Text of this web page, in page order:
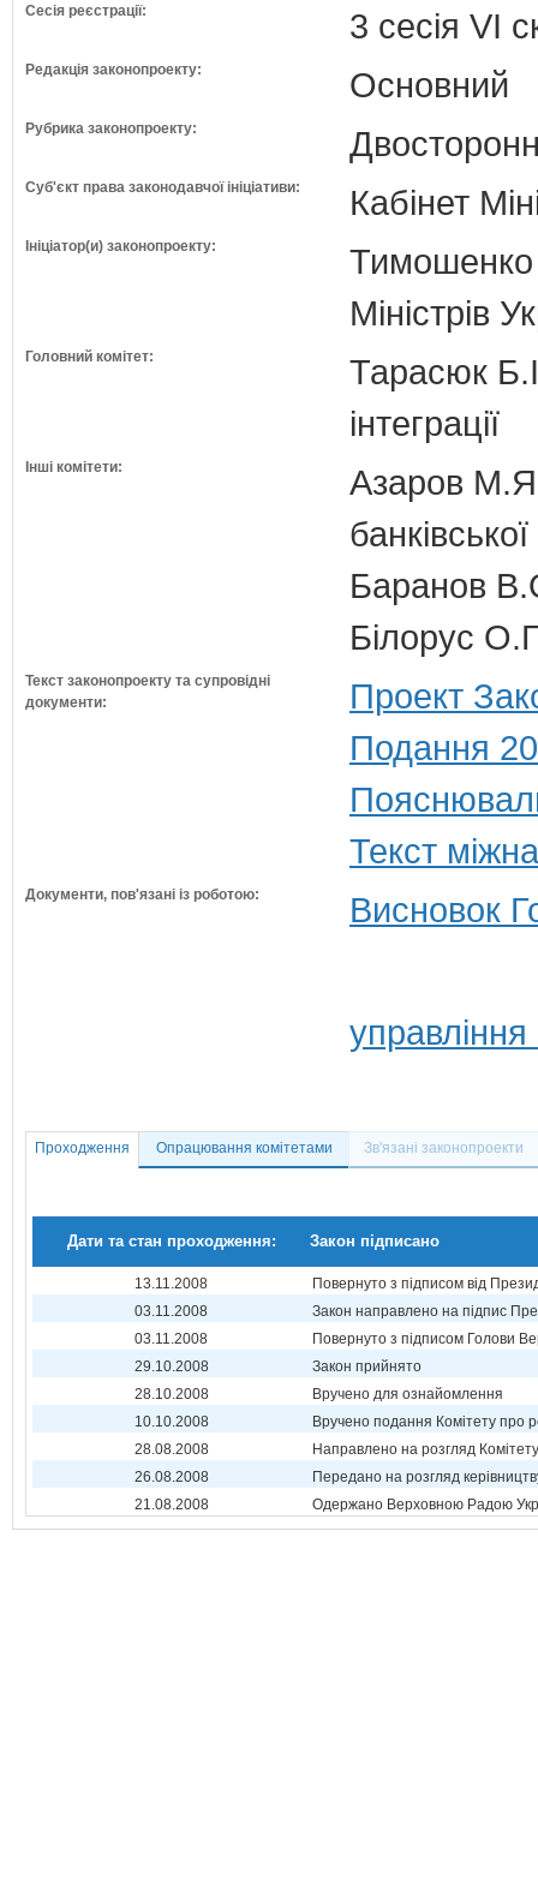
Сесія реєстрації: 3 сесія VI
Редакція законопроекту: Основний
Рубрика законопроекту:
Суб'єкт права законодавчої ініціативи: Кабінет
Ініціатор(и) законопроекту:
Тимошенко
Міністрів
Головний комітет:
Тарасюк
інтеграції
Інші комітети:
Азаров М.Я.
Баранов
Білорус
Текст законопроекту та супровідні
документи:
Проект
Подання
Текст
Документи, пов'язані із роботою: Висновок
Проходження Опрацювання комітетами Зв'язані законопроекти
Дати та стан проходження: Закон підписано
13.11.2008
Повернуто з підписом від
03.11.2008
Закон направлено на підпис
03.11.2008
Повернуто з підписом Голови
29.10.2008
Закон прийнято
28.10.2008
Вручено для ознайомлення
10.10.2008
Вручено подання Комітету про
28.08.2008
Направлено на розгляд Комітету
26.08.2008
Передано на розгляд
21.08.2008
Одержано Верховною Радою